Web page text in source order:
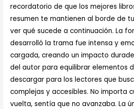
recordatorio de que los mejores
resumen te mantienen al borde de
ver qué sucede a continuación. La
desarrolló la trama fue intensa y
cargada, creando un impacto
del autor para equilibrar elementos
descargar para los lectores que
complejas y accesibles. No importa
vuelta, sentía que no avanzaba. La